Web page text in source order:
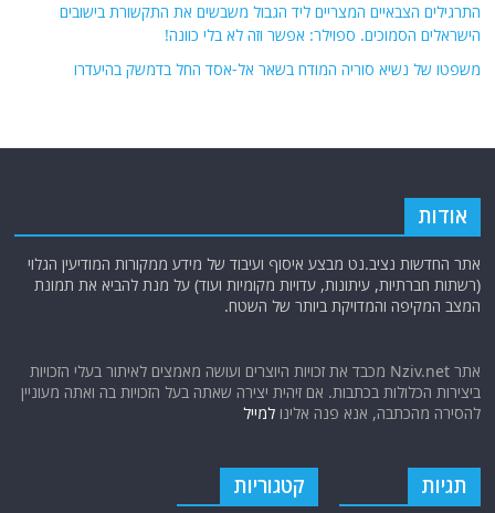
התרגילים הצבאיים המצריים ליד הגבול משבשים את התקשורת בישובים
הישראלים הסמוכים. ספוילר: אפשר וזה לא בלי כוונה!
משפטו של נשיא סוריה המודח בשאר אל-אסד החל בדמשק בהיעדרו
אודות
אתר החדשות נציב.נט מבצע איסוף ועיבוד של מידע ממקורות המודיעין הגלוי
(רשתות חברתיות, עיתונות, עדויות מקומיות ועוד) על מנת להביא את תמונת
המצב המקיפה והמדויקת ביותר של השטח.
אתר Nziv.net מכבד את זכויות היוצרים ועושה מאמצים לאיתור בעלי הזכויות
ביצירות הכלולות בכתבות. אם זיהית יצירה שאתה בעל הזכויות בה ואתה מעוניין
להסירה מהכתבה, אנא פנה אלינולמייל
תגיות קטגוריות